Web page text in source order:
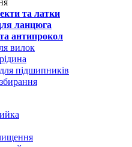
та латки
ланцюга
антипрокол
вилок
підшипників